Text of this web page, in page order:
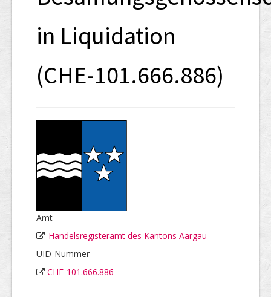
UID-Register
Marken-Register
in Liquidation
(CHE-101.666.886)
Amt
Handelsregisteramt des Kantons Aargau
UID-Nummer
CHE-101.666.886